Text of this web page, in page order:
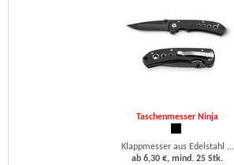
Taschenmesser Ninja
Klappmesser aus Edelstahl ...
ab 6,30 €, mind. 25 Stk.